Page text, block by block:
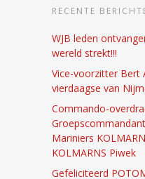
RECENTE
WJB leden
wereld strekt!!!
Vice-voorzitter Bert
vierdaagse van
Commando-
Mariniers
KOLMARNS Piwek
Gefeliciteerd